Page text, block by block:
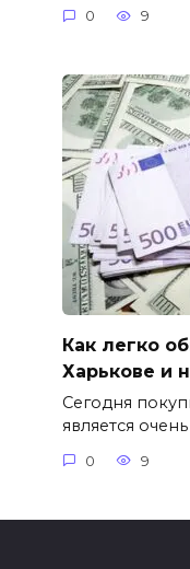
0 9
Как легко
Харькове и
Сегодня
является
0 9